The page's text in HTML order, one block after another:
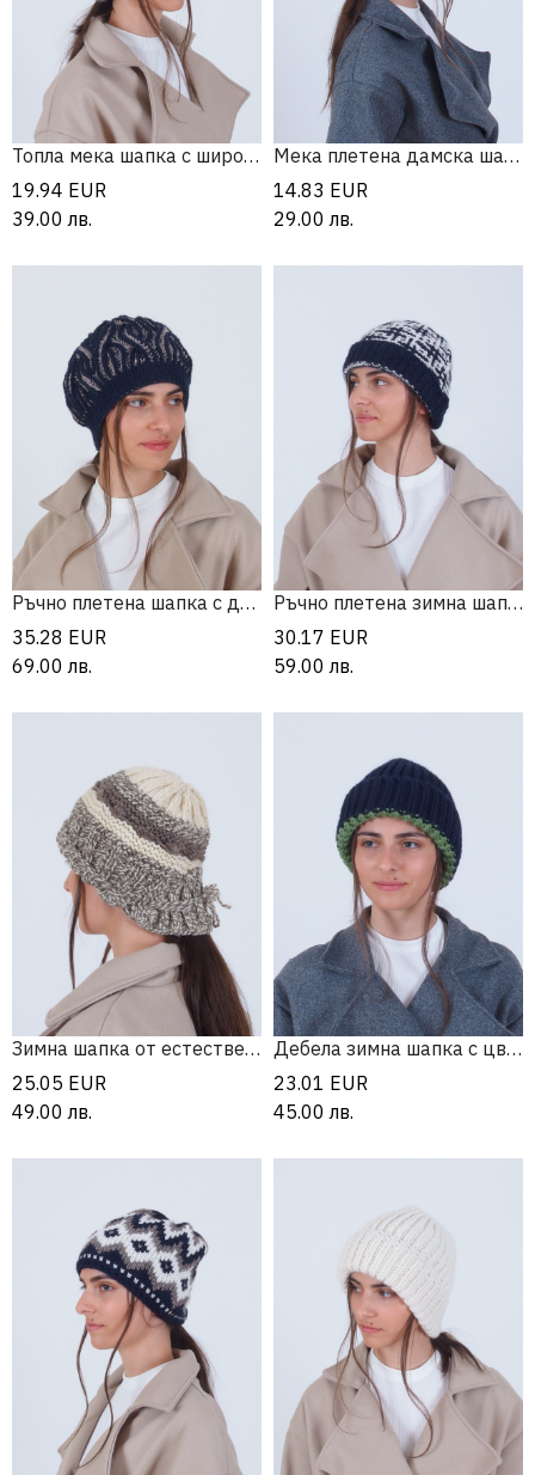
Топла мека шапка с широка периферия
19.94 EUR
39.00 лв.
Мека плетена дамска шапка
14.83 EUR
29.00 лв.
Ръчно плетена шапка с две лица
35.28 EUR
69.00 лв.
Ръчно плетена зимна шапка с алпака
30.17 EUR
59.00 лв.
Зимна шапка от естествена вълна
25.05 EUR
49.00 лв.
Дебела зимна шапка с цветен ръб
23.01 EUR
45.00 лв.